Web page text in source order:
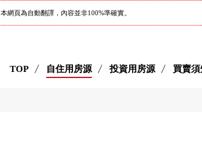
本網頁為自動翻譯，內容並非100%準確實。
TOP 自住用房源 投資用房源 買賣須